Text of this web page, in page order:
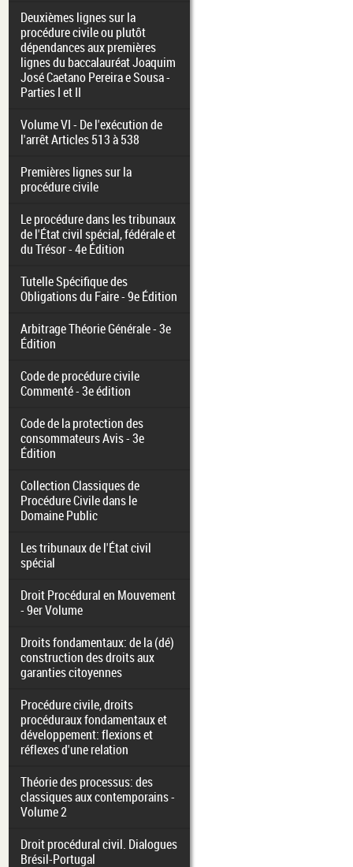
Deuxièmes lignes sur la
procédure civile ou plutôt
dépendances aux premières
lignes du baccalauréat Joaquim
José Caetano Pereira e Sousa -
Parties I et II
Volume VI - De l'exécution de
l'arrêt Articles 513 à 538
Premières lignes sur la
procédure civile
Le procédure dans les tribunaux
de l'État civil spécial, fédérale et
du Trésor - 4e Édition
Tutelle Spécifique des
Obligations du Faire - 9e Édition
Arbitrage Théorie Générale - 3e
Édition
Code de procédure civile
Commenté - 3e édition
Code de la protection des
consommateurs Avis - 3e
Édition
Collection Classiques de
Procédure Civile dans le
Domaine Public
Les tribunaux de l'État civil
spécial
Droit Procédural en Mouvement
- 9er Volume
Droits fondamentaux: de la (dé)
construction des droits aux
garanties citoyennes
Procédure civile, droits
procéduraux fondamentaux et
développement: flexions et
réflexes d'une relation
Théorie des processus: des
classiques aux contemporains -
Volume 2
Droit procédural civil. Dialogues
Brésil-Portugal